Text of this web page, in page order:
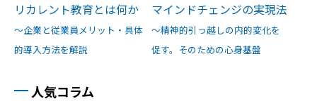
リカレント教育とは何か
～企業と従業員メリット・具体
的導入方法を解説
マインドチェンジの実現法
～精神的引っ越しの内的変化を
促す。そのための心身基盤
人気コラム